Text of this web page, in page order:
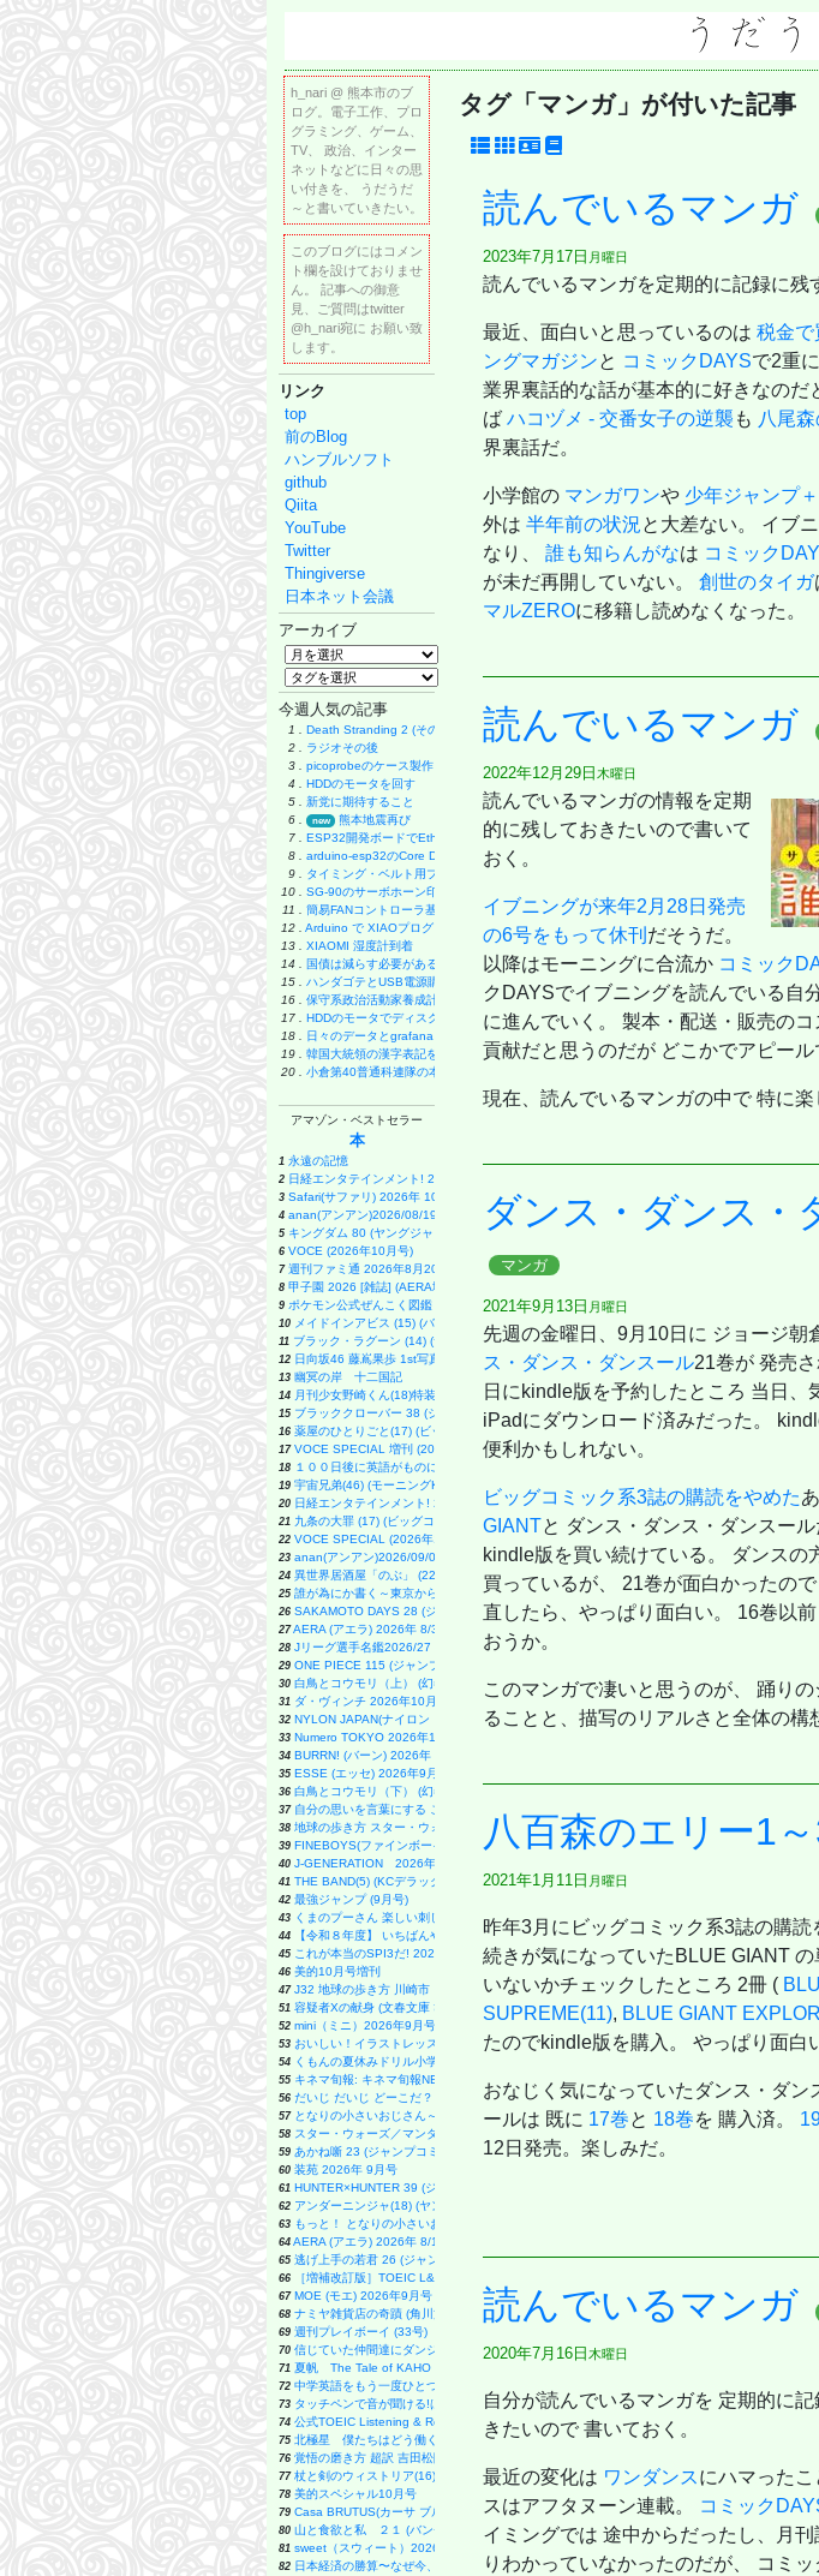
h_nari @ 熊本市のブ
ログ。電子工作、プロ
グラミング、ゲーム、
TV、 政治、インター
ネットなどに日々の思
い付きを、 うだうだ
～と書いていきたい。
このブログにはコメン
ト欄を設けておりませ
ん。 記事への御意
見、ご質問はtwitter
@h_nari宛に お願い致
します。
リンク
top
前のBlog
ハンブルソフト
github
Qiita
YouTube
Twitter
Thingiverse
日本ネット会議
アーカイブ
今週人気の記事
1 .
Death Stranding 2 (その後)
2 .
ラジオその後
3 .
picoprobeのケース製作
4 .
HDDのモータを回す
5 .
新党に期待すること
6 .
new
熊本地震再び
7 .
ESP32開発ボードでEthernet実験
8 .
arduino-esp32のCore Debug Level
9 .
タイミング・ベルト用プーリーの製作
10 .
SG-90のサーボホーン印刷
11 .
簡易FANコントローラ基板
12 .
Arduino で XIAOプログラミング
13 .
XIAOMI 湿度計到着
14 .
国債は減らす必要があるのか
15 .
ハンダゴテとUSB電源購入
16 .
保守系政治活動家養成計画
17 .
HDDのモータでディスク・グラインダー製作
18 .
日々のデータとgrafana
19 .
韓国大統領の漢字表記をやめよう
20 .
小倉第40普通科連隊の本
アマゾン・ベストセラー
本
1 永遠の記憶
2 日経エンタテインメント! 2026年 9 月号増刊【表紙：EBiDAN】
3 Safari(サファリ) 2026年 10 月号増刊 Special Edition [COVER:平野紫耀]
4 anan(アンアン)2026/08/19号 No.2507[愛とSEX／寺西拓人]
5 キングダム 80 (ヤングジャンプコミックス)
6 VOCE (2026年10月号)
7 週刊ファミ通 2026年8月20・27日合併号 No.1959
8 甲子園 2026 [雑誌] (AERA増刊)
9 ポケモン公式ぜんこく図鑑 1996-2026
10 メイドインアビス (15) (バンブーコミックス)
11 ブラック・ラグーン (14) (サンデーGXコミックス)
12 日向坂46 藤嶌果歩 1st写真集 果実の歩幅
13 幽冥の岸 十二国記
14 月刊少女野崎くん(18)特装版 セレクト小冊子「堀と鹿島編」付き (SEコミックスプレミアム)
15 ブラッククローバー 38 (ジャンプコミックス)
16 薬屋のひとりごと(17) (ビッグガンガンコミックス)
17 VOCE SPECIAL 増刊 (2026年10月号)
18 １００日後に英語がものになる１日１０分 ネイティブ英語書き写し
19 宇宙兄弟(46) (モーニングKC)
20 日経エンタテインメント! 2026年 10 月号【表紙：佐久間大介】
21 九条の大罪 (17) (ビッグコミックス)
22 VOCE SPECIAL (2026年10月号)
23 anan(アンアン)2026/09/02号 No.2509増刊 スペシャルエディション[ちいかわ]
24 異世界居酒屋「のぶ」 (22) (角川コミックス・エース)
25 誰が為にか書く～東京から離れた山暮らし日記～
26 SAKAMOTO DAYS 28 (ジャンプコミックス)
27 AERA (アエラ) 2026年 8/31 号 [雑誌]
28 Jリーグ選手名鑑2026/27 J1・J2・J3 エル・ゴラッソ特別編集
29 ONE PIECE 115 (ジャンプコミックス)
30 白鳥とコウモリ（上） (幻冬舎文庫)
31 ダ・ヴィンチ 2026年10月号
32 NYLON JAPAN(ナイロン ジャパン) 2026年 10月号 [雑誌] 【W表紙：ハン（Stray Kids）】
33 Numero TOKYO 2026年10月号増刊（表紙／Number_i）
34 BURRN! (バーン) 2026年 9月号
35 ESSE (エッセ) 2026年9月号増刊（特装版）
36 白鳥とコウモリ（下） (幻冬舎文庫)
37 自分の思いを言葉にする こどもアウトプット図鑑 (サンクチュアリ出版)
38 地球の歩き方 スター・ウォーズ
39 FINEBOYS(ファインボーイズ) 2026年 09 月号 [37℃アソブ日の服！/正門良規]
40 J-GENERATION 2026年9月号【まるごと1冊大特集!!】Snow Man CORE
41 THE BAND(5) (KCデラックス)
42 最強ジャンプ (9月号)
43 くまのプーさん 楽しい刺しゅう 全国版(1) 2026年 8/19 号 [雑誌]
44 【令和８年度】 いちばんやさしい ITパスポート 絶対合格の教科書＋出る順問題集
45 これが本当のSPI3だ! 2028年度版 【主要3方式〈テストセンター・ペーパーテスト・WEBテス
46 美的10月号増刊
47 J32 地球の歩き方 川崎市
51 容疑者Xの献身 (文春文庫 ひ 13-7)
52 mini（ミニ）2026年9月号
53 おいしい！イラストレッスン クレパスで描きました
54 くもんの夏休みドリル小学1年生
55 キネマ旬報: キネマ旬報NEXT Vol.72 (09号増刊)
56 だいじ だいじ どーこだ？
57 となりの小さいおじさん～大切なことのほぼ9割は手のひらサイズに教わった～
58 スター・ウォーズ／マンダロリアン公式ビジュアルガイド
59 あかね噺 23 (ジャンプコミックス)
60 装苑 2026年 9月号
61 HUNTER×HUNTER 39 (ジャンプコミックス)
62 アンダーニンジャ(18) (ヤングマガジンKC)
63 もっと！ となりの小さいおじさん～大切なことのほぼ9割は手のひらサイズに教わった 2～
64 AERA (アエラ) 2026年 8/10-8/17 合併号【表紙：THE ALFEE】 [雑誌]
65 逃げ上手の若君 26 (ジャンプコミックス)
66 ［増補改訂版］TOEIC L&R TEST 出る単特急 金のフレーズ (TOEIC TEST 特急シリーズ)
67 MOE (モエ) 2026年9月号 [雑誌]（巻頭特集 「ちいかわ」と心に寄り添うキャラクターたち ｜
68 ナミヤ雑貨店の奇蹟 (角川文庫)
69 週刊プレイボーイ (33号)
70 信じていた仲間達にダンジョン奥地で殺されかけたがギフト『無限ガチャ』でレベル9999の仲
71 夏帆 The Tale of KAHO
72 中学英語をもう一度ひとつひとつわかりやすく。改訂版
73 タッチペンで音が聞ける!はじめてずかん1000 英語つき ([バラエティ])
74 公式TOEIC Listening & Reading 問題集 12
75 北極星 僕たちはどう働くか
76 覚悟の磨き方 超訳 吉田松陰 (サンクチュアリ出版)
77 杖と剣のウィストリア(16) (少年マガジンKC)
78 美的スペシャル10月号
79 Casa BRUTUS(カーサ ブルータス) 2026年 9月号[もっと学べる！動物園と水族館]
80 山と食欲と私 ２１ (バンチコミックス)
81 sweet（スウィート）2026年10月号増刊【表紙：本田響矢】
82 日本経済の勝算〜なぜ今、世界が日本に注目するのか〜
タグ「マンガ」が付いた記事
読んでいるマンガ
2023年7月17日 月曜日
読んでいるマンガを定期的に記録に残
最近、面白いと思っているのは 税金で
ングマガジンと コミックDAYSで2重
業界裏話的な話が基本的に好きなのだ
ば ハコヅメ - 交番女子の逆襲 も 八尾
界裏話だ。
小学館の マンガワンや 少年ジャンプ＋
外は 半年前の状況と大差ない。 イブ
なり、 誰も知らんがなは コミック
が未だ再開していない。 創世のタイガ
マルZEROに移籍し読めなくなった。
読んでいるマンガ
2022年12月29日 木曜日
読んでいるマンガの情報を定期
的に残しておきたいので書いて
おく。
イブニングが来年2月28日発売
の6号をもって休刊 だそうだ。
以降はモーニングに合流か コミック
クDAYSでイブニングを読んでいる自
に進んでいく。 製本・配送・販売の
貢献だと思うのだが どこかでアピール
現在、読んでいるマンガの中で 特に楽
ダンス・ダンス・
マンガ
2021年9月13日 月曜日
先週の金曜日、9月10日に ジョージ朝
ス・ダンス・ダンスール21巻が 発売
日にkindle版を予約したところ 当日、
iPadにダウンロード済みだった。
便利かもしれない。
ビッグコミック系3誌の購読をやめた
GIANTと ダンス・ダンス・ダンスー
kindle版を買い続けている。 ダンスの
買っているが、 21巻が面白かったの
直したら、やっぱり面白い。 16巻以前
おうか。
このマンガで凄いと思うのが、 踊り
ることと、描写のリアルさと全体の構
八百森のエリー1
2021年1月11日 月曜日
昨年3月にビッグコミック系3誌の購読
続きが気になっていたBLUE GIANT の
いないかチェックしたところ 2冊 (
SUPREME(11), BLUE GIANT
たのでkindle版を購入。 やっぱり面白
おなじく気になっていたダンス・ダン
ールは 既に 17巻と 18巻を 購入済。
12日発売。楽しみだ。
読んでいるマンガ
2020年7月16日 木曜日
自分が読んでいるマンガを 定期的に
きたいので 書いておく。
最近の変化は ワンダンスにハマった
スはアフタヌーン連載。
コミック
イミングでは 途中からだったし、月刊
りわかっていなかったのだが、 コミ